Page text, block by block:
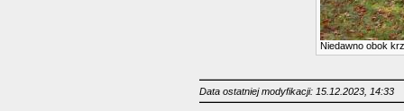
Niedawno obok
Data ostatniej modyfikacji: 15.12.2023, 14:33